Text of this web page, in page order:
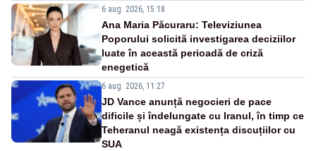
6 aug. 2026, 15:18
Ana Maria Păcuraru: Televiziunea
Poporului solicită investigarea deciziilor
luate în această perioadă de criză
enegetică
6 aug. 2026, 11:27
JD Vance anunță negocieri de pace
dificile și îndelungate cu Iranul, în timp ce
Teheranul neagă existența discuțiilor cu
SUA